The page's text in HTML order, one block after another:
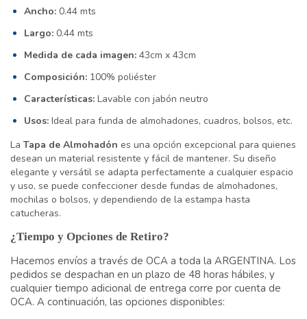
Ancho: 0.44 mts
Largo: 0.44 mts
Medida de cada imagen: 43cm x 43cm
Composición: 100% poliéster
Características: Lavable con jabón neutro
Usos: Ideal para funda de almohadones, cuadros, bolsos, etc.
La Tapa de Almohadón es una opción excepcional para quienes
desean un material resistente y fácil de mantener. Su diseño
elegante y versátil se adapta perfectamente a cualquier espacio
y uso, se puede confeccioner desde fundas de almohadones,
mochilas o bolsos, y dependiendo de la estampa hasta
catucheras.
¿Tiempo y Opciones de Retiro?
Hacemos envíos a través de OCA a toda la ARGENTINA. Los
pedidos se despachan en un plazo de 48 horas hábiles, y
cualquier tiempo adicional de entrega corre por cuenta de
OCA. A continuación, las opciones disponibles: